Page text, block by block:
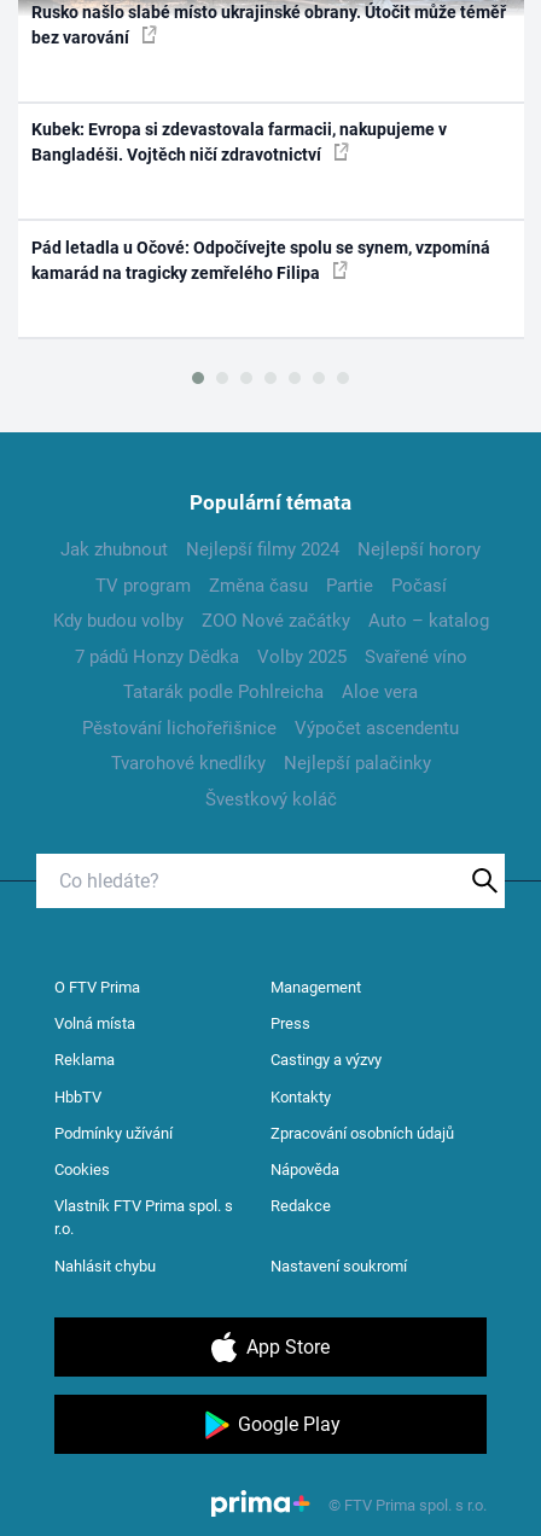
Rusko našlo slabé místo ukrajinské obrany. Útočit může téměř
bez varování
Kubek: Evropa si zdevastovala farmacii, nakupujeme v
Bangladéši. Vojtěch ničí zdravotnictví
Pád letadla u Očové: Odpočívejte spolu se synem, vzpomíná
kamarád na tragicky zemřelého Filipa
Populární témata
Jak zhubnout Nejlepší filmy 2024
Nejlepší horory
TV program
Změna času Partie
Počasí
Kdy budou volby
ZOO Nové začátky
Auto – katalog
7 pádů Honzy Dědka
Volby 2025
Svařené víno
Tatarák podle Pohlreicha
Aloe vera
Pěstování lichořeřišnice
Výpočet ascendentu
Tvarohové knedlíky
Nejlepší palačinky
Švestkový koláč
O FTV Prima Management
Volná místa Press
Reklama Castingy a výzvy
HbbTV Kontakty
Podmínky užívání Zpracování osobních údajů
Cookies Nápověda
Vlastník FTV Prima spol. s
r.o.
Redakce
Nahlásit chybu Nastavení soukromí
App Store
Google Play
© FTV Prima spol. s r.o.